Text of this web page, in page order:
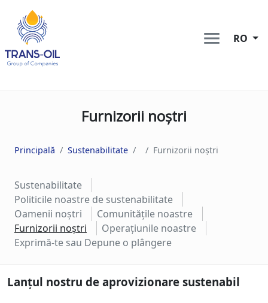
RO
Furnizorii noștri
Principală Sustenabilitate Furnizorii noștri
Sustenabilitate
Politicile noastre de sustenabilitate
Oamenii noștri
Comunitățile noastre
Furnizorii noștri
Operațiunile noastre
Exprimă-te sau Depune o plângere
Lanțul nostru de aprovizionare sustenabil